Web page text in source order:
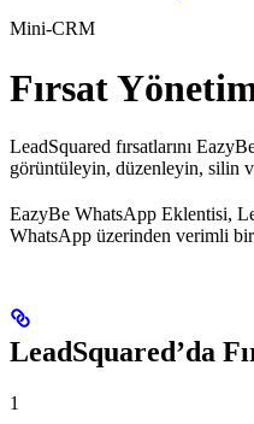
Mini-CRM
Fırsat
LeadSquared fırsatlarını
görüntüleyin, düzenleyin, silin
EazyBe WhatsApp Eklentisi,
WhatsApp üzerinden verimli
LeadSquared’da
1